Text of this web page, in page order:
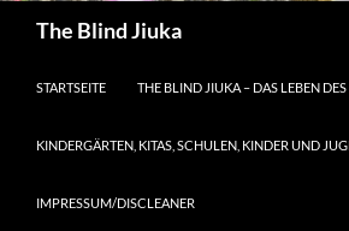
The Blind Jiuka
STARTSEITE THE BLIND JIUKA – DAS LEBEN
KINDERGÄRTEN, KITAS, SCHULEN, KINDER UND
IMPRESSUM/DISCLEANER